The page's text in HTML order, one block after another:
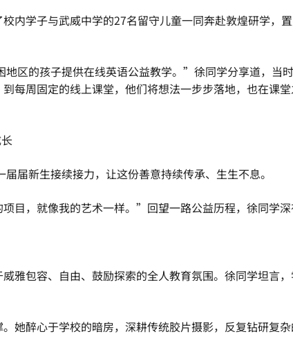
内学子与武威中学的27名留守儿童一同奔赴敦煌研学，
区的孩子提供在线英语公益教学。”徐同学分享道，当
每周固定的线上课堂，他们将想法一步步落地，也在课
届新生接续接力，让这份善意持续传承、生生不息。
目，就像我的艺术一样。”回望一路公益历程，徐同学深
雅包容、自由、鼓励探索的全人教育氛围。徐同学坦言
她醉心于学校的暗房，深耕传统胶片摄影，反复钻研复